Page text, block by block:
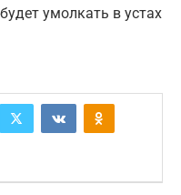
умолкать в устах